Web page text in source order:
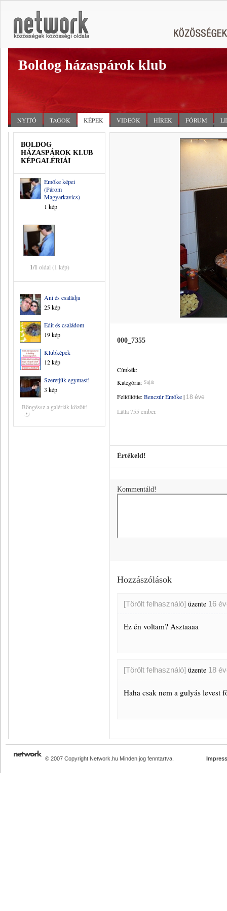
Boldog házaspárok klub
NYITÓ TAGOK KÉPEK VIDEÓK HÍREK FÓRUM
BOLDOG
HÁZASPÁROK KLUB
KÉPGALÉRIÁI
Emőke képei
(Párom
Magyarkavics)
1 kép
1/1 oldal (1 kép)
Ani és családja
25 kép
Edit és családom
19 kép
Klubképek
12 kép
Szeretjük egymast!
3 kép
Böngéssz a galériák között!
000_7355
Címkék:
Kategória: Saját
Feltöltötte:Benczúr Emőke| 18 éve
Látta 755 ember.
Értékeld!
Kommentáld!
Hozzászólások
[Törölt felhasználó] üzente 16
Ez én voltam? Asztaaaa
[Törölt felhasználó] üzente 18
Haha csak nem a gulyás levest
© 2007 Copyright Network.hu Minden jog fenntartva.